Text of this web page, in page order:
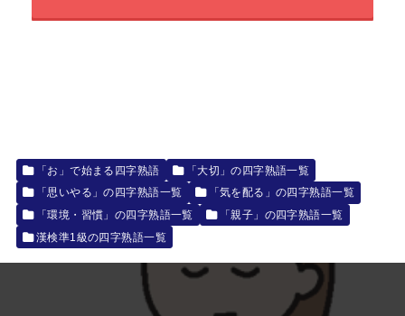
「お」で始まる四字熟語
「大切」の四字熟語一覧
「思いやる」の四字熟語一覧
「気を配る」の四字熟語一覧
「環境・習慣」の四字熟語一覧
「親子」の四字熟語一覧
漢検準1級の四字熟語一覧